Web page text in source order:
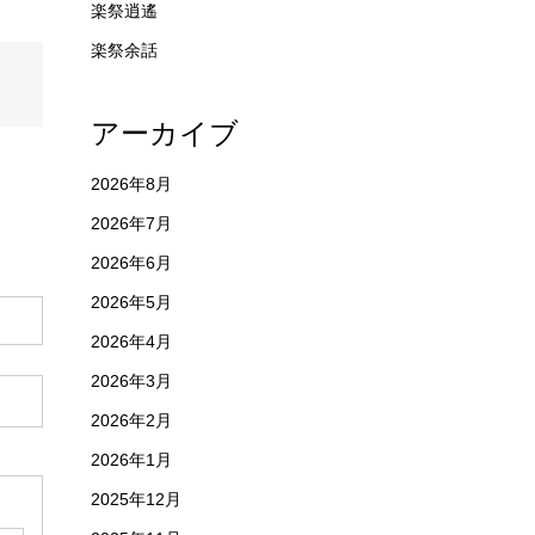
楽祭逍遙
楽祭余話
アーカイブ
2026年8月
2026年7月
2026年6月
2026年5月
2026年4月
2026年3月
2026年2月
2026年1月
2025年12月